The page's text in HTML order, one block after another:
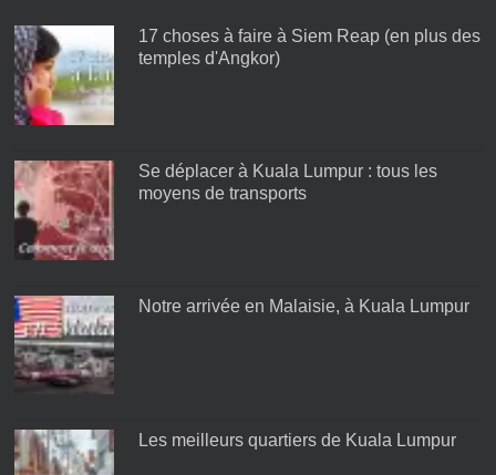
17 choses à faire à Siem Reap (en plus des
temples d'Angkor)
Se déplacer à Kuala Lumpur : tous les
moyens de transports
Notre arrivée en Malaisie, à Kuala Lumpur
Les meilleurs quartiers de Kuala Lumpur